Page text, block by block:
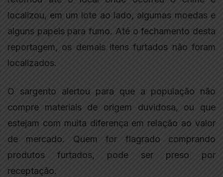
localizou, em um lote ao lado, algumas moedas e
alguns papeis para fumo. Até o fechamento desta
reportagem, os demais itens furtados não foram
localizados.
O sargento alertou para que a população não
compre materiais de origem duvidosa, ou que
estejam com muita diferença em relação ao valor
de mercado. Quem for flagrado comprando
produtos furtados, pode ser preso por
receptação.